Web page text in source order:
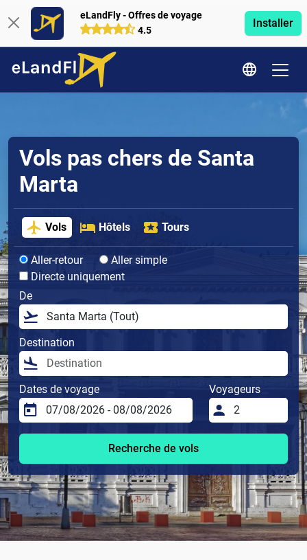
eLandFly - Offres de voyage
4.5
Installer
Vols pas chers de Santa
Marta
Vols Hôtels Tours
Aller-retour
Aller simple
Directe uniquement
De
Destination
Dates de voyage Voyageurs
Recherche de vols